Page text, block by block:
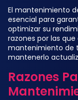
El mantenimiento
esencial para
optimizar su
razones por las
mantenimiento de
mantenerlo
Razones